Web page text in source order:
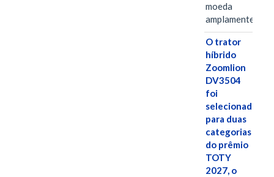
moeda
amplamente…
O trator
híbrido
Zoomlion
DV3504
foi
selecionado
para duas
categorias
do prêmio
TOTY
2027, o